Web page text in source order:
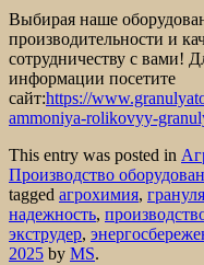
Выбирая наше
производительности и
сотрудничеству с вами!
информации посетите
сайт:https://
ammoniya-rolikovyy-
This entry was posted in
Производство
tagged агрохимия,
надежность,
экструдер,
2025 by MS.